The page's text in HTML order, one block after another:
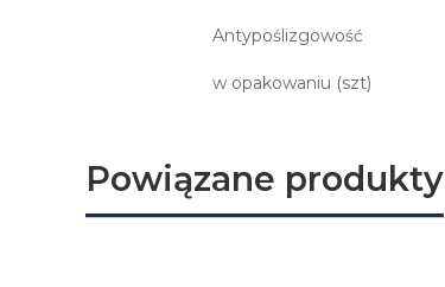
Antypoślizgowość
w opakowaniu (szt)
Powiązane produkty